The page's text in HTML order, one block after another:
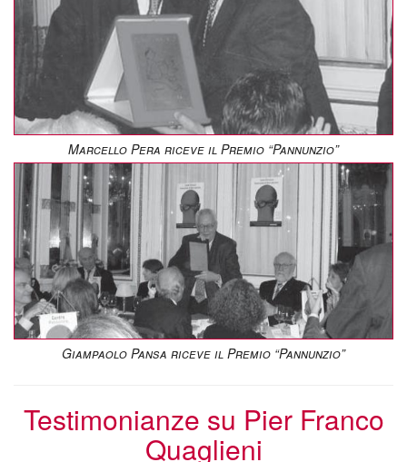
Marcello Pera riceve il Premio “Pannunzio”
Giampaolo Pansa riceve il Premio “Pannunzio”
Testimonianze su Pier Franco
Quaglieni